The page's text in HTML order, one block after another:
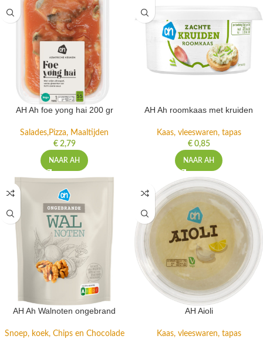
AH Ah foe yong hai 200 gr
Salades,Pizza, Maaltijden
€2,79
NAAR AH
AH Ah roomkaas met kruiden
Kaas, vleeswaren, tapas
€0,85
NAAR AH
AH Ah Walnoten ongebrand
Snoep, koek, Chips en Chocolade
AH Aioli
Kaas, vleeswaren, tapas